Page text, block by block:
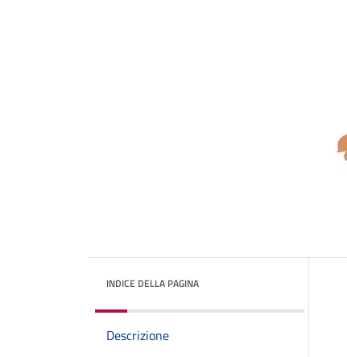
INDICE DELLA PAGINA
Descrizione